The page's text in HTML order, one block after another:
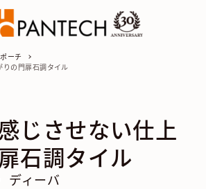
ポーチ
の門扉石調タイル
じさせない仕上
石調タイル
ディーバ